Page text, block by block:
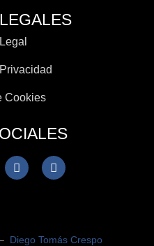
Cookies
Diego Tomás Crespo